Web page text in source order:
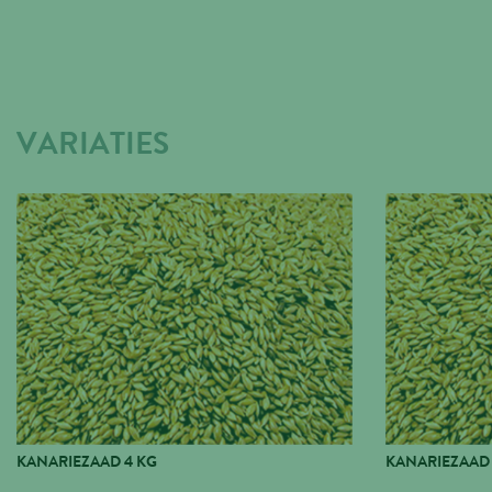
VARIATIES
KANARIEZAAD 4 KG KANARIEZAAD